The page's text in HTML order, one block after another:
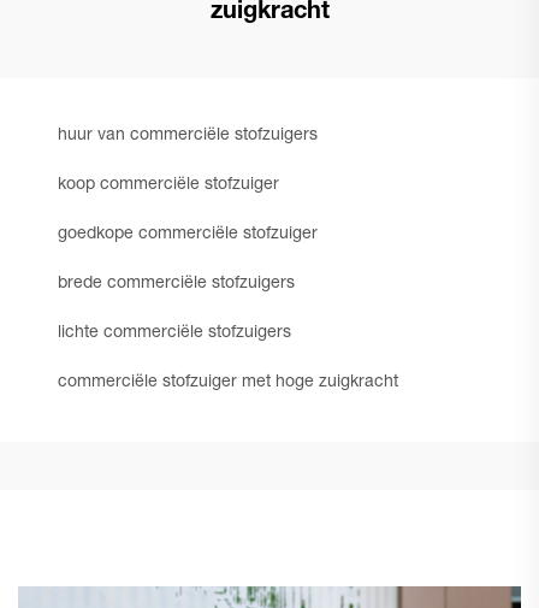
zuigkracht
huur van commerciële stofzuigers
koop commerciële stofzuiger
goedkope commerciële stofzuiger
brede commerciële stofzuigers
lichte commerciële stofzuigers
commerciële stofzuiger met hoge zuigkracht